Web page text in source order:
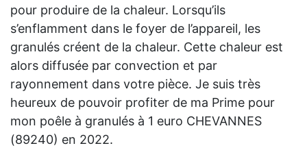
pour produire de la chaleur. Lorsqu’ils
s’enflamment dans le foyer de l’appareil, les
granulés créent de la chaleur. Cette chaleur est
alors diffusée par convection et par
rayonnement dans votre pièce. Je suis très
heureux de pouvoir profiter de ma Prime pour
mon poêle à granulés à 1 euro CHEVANNES
(89240) en 2022.